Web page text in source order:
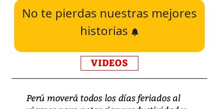
No te pierdas nuestras mejores
historias
VIDEOS
Perú moverá todos los días feriados al